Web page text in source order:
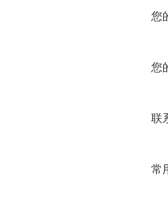
您
您
联
常